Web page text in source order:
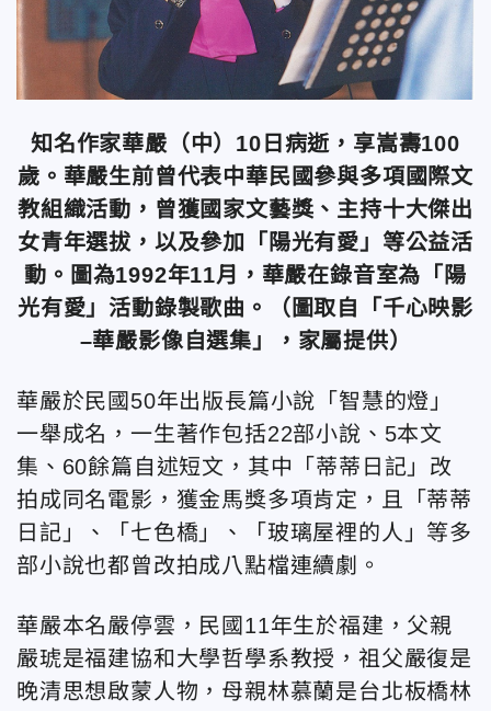
知名作家華嚴（中）10日病逝，享嵩壽100
歲。華嚴生前曾代表中華民國參與多項國際文
教組織活動，曾獲國家文藝獎、主持十大傑出
女青年選拔，以及參加「陽光有愛」等公益活
動。圖為1992年11月，華嚴在錄音室為「陽
光有愛」活動錄製歌曲。（圖取自「千心映影
–華嚴影像自選集」，家屬提供）
華嚴於民國50年出版長篇小說「智慧的燈」
一舉成名，一生著作包括22部小說、5本文
集、60餘篇自述短文，其中「蒂蒂日記」改
拍成同名電影，獲金馬獎多項肯定，且「蒂蒂
日記」、「七色橋」、「玻璃屋裡的人」等多
部小說也都曾改拍成八點檔連續劇。
華嚴本名嚴停雲，民國11年生於福建，父親
嚴琥是福建協和大學哲學系教授，祖父嚴復是
晚清思想啟蒙人物，母親林慕蘭是台北板橋林